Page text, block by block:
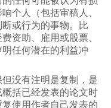
个人（包括审稿人、
或行为的事物。比
资助、雇用或股票、
任何潜在的利益冲
没有注明是复制，是
括已经发表的论文时
使用作者自己发表的